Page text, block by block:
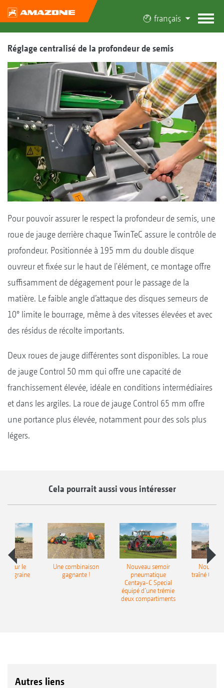
français
Réglage centralisé de la profondeur de semis
Pour pouvoir assurer le respect la profondeur de semis, une
roue de jauge derrière chaque TwinTeC assure le contrôle de
profondeur. Positionnée à 195 mm du double disque
ouvreur et fixée sur le haut de l'élément, ce montage offre
suffisamment de dégagement pour le passage de la
matière. Le faible angle d’attaque des disques semeurs de
10° limite le bourrage, même à des vitesses élevées et avec
des résidus de récolte importants.
Deux roues de jauge différentes sont disponibles. La roue
de jauge Control 50 mm qui offre une capacité de
franchissement élevée, idéale en conditions intermédiaires
et dans les argiles. La roue de jauge Control 65 mm offre
une portance plus élevée, notamment pour des sols plus
légers.
Cela pourrait aussi vous intéresser
pour le
Une combinaison
gagnante !
Nouveau semoir
pneumatique
Centaya-C Special
équipé d’une trémie
deux compartiments
traîné
Autres liens